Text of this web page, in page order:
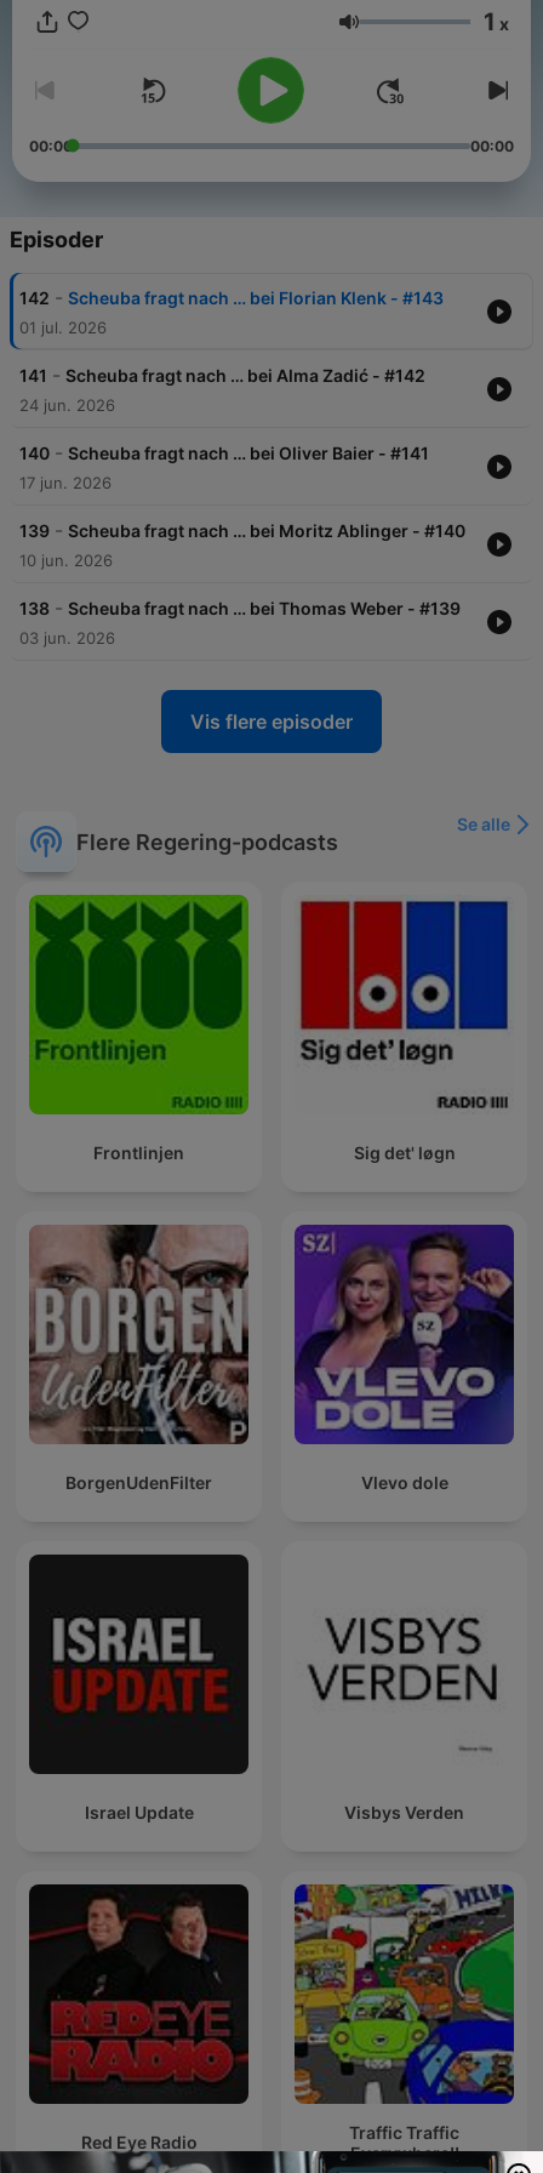
Lydstyrke 1 x
00:00 00:00
Episoder
142 - Scheuba fragt nach … bei Florian Klenk - #143
01 jul. 2026
141 - Scheuba fragt nach … bei Alma Zadić - #142
24 jun. 2026
140 - Scheuba fragt nach … bei Oliver Baier - #141
17 jun. 2026
139 - Scheuba fragt nach … bei Moritz Ablinger - #140
10 jun. 2026
138 - Scheuba fragt nach … bei Thomas Weber - #139
03 jun. 2026
Vis flere episoder
Flere Regering-podcasts
Se alle
Frontlinjen Sig det' løgn
BorgenUdenFilter Vlevo dole
Israel Update Visbys Verden
Red Eye Radio
Traffic Traffic
Everywhere!!